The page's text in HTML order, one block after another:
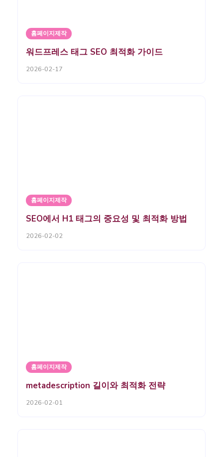
홈페이지제작
워드프레스 태그 SEO 최적화 가이드
2026-02-17
홈페이지제작
SEO에서 H1 태그의 중요성 및 최적화 방법
2026-02-02
홈페이지제작
metadescription 길이와 최적화 전략
2026-02-01